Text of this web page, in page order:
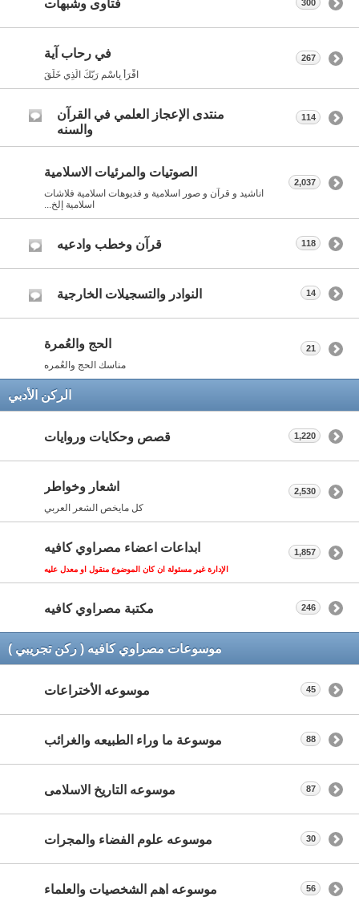
فتاوى وشبهات 300
في رحاب آية
اقْرَأْ بِاسْمِ رَبّكَ الّذِي خَلَقَ
267
منتدى الإعجاز العلمي في القرآن
والسنه
114
الصوتيات والمرئيات الاسلامية
اناشيد و قرآن و صور اسلامية و فديوهات اسلامية فلاشات
اسلامية إلخ...
2,037
قرآن وخطب وادعيه 118
النوادر والتسجيلات الخارجية 14
الحج والعُمرة
مناسك الحج والعُمره
21
الركن الأدبي
قصص وحكايات وروايات 1,220
اشعار وخواطر
كل مايخص الشعر العربي
2,530
ابداعات اعضاء مصراوي كافيه
الإدارة غير مسئولة ان كان الموضوع منقول او معدل عليه
1,857
مكتبة مصراوي كافيه 246
موسوعات مصراوي كافيه ( ركن تجريبي )
موسوعه الأختراعات 45
موسوعة ما وراء الطبيعه والغرائب 88
موسوعه التاريخ الاسلامى 87
موسوعه علوم الفضاء والمجرات 30
موسوعه اهم الشخصيات والعلماء 56